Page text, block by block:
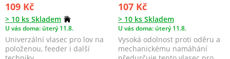
109 Kč
> 10 ks Skladem
U vás doma: úterý 11.8.
Univerzální vlasec pro lov na
položenou, feeder i další
107 Kč
> 10 ks Skladem
U vás doma: úterý 11.8.
Vysoká odolnost proti oděru a
mechanickému namáhání